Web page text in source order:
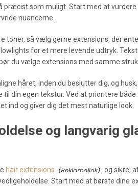
præcist som muligt. Start med at
nuancerne.
toner, så vælg gerne extensions, der
for et mere levende udtryk.
du vælge extensions med samme
håret, inden du beslutter dig, og
til din egen tekstur. Ved at prioritere
ind og giver dig det mest naturlige look.
og langvarig
hair extensions
og sikre,
Start med at børste dine